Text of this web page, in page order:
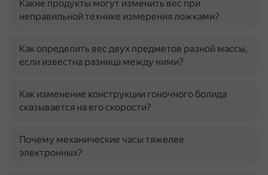
Какие продукты могут изменить вес при
неправильной технике измерения ложками?
Как определить вес двух предметов разной массы,
если известна разница между ними?
Как изменение конструкции гоночного болида
сказывается на его скорости?
Почему механические часы тяжелее
электронных?